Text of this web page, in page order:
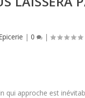
|0 |
qui approche est